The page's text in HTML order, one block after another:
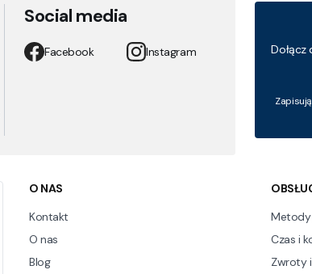
Social media
Facebook Instagram
Dołącz
Linki w stopce
O NAS
Kontakt
O nas
Blog
Metody
Czas i
Zwroty